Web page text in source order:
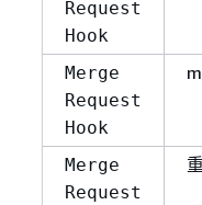
Request
Hook
Merge
Request
Hook
Merge
Request